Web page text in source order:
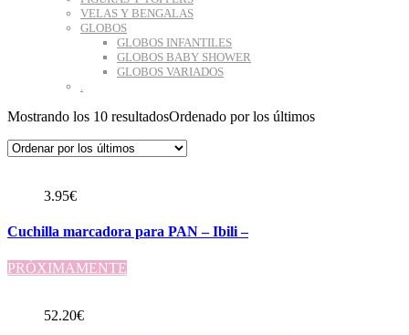
VELAS Y BENGALAS
GLOBOS
GLOBOS INFANTILES
GLOBOS BABY SHOWER
GLOBOS VARIADOS
.
Mostrando los 10 resultadosOrdenado por los últimos
3.95€
Cuchilla marcadora para PAN – Ibili –
PRÓXIMAMENTE
52.20€